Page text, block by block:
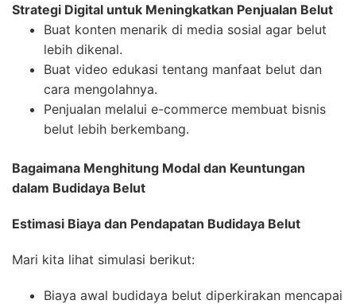
Strategi Digital untuk Meningkatkan Penjualan Belut
Buat konten menarik di media sosial agar belut
lebih dikenal.
Buat video edukasi tentang manfaat belut dan
cara mengolahnya.
Penjualan melalui e-commerce membuat bisnis
belut lebih berkembang.
Bagaimana Menghitung Modal dan Keuntungan
dalam Budidaya Belut
Estimasi Biaya dan Pendapatan Budidaya Belut
Mari kita lihat simulasi berikut:
Biaya awal budidaya belut diperkirakan mencapai